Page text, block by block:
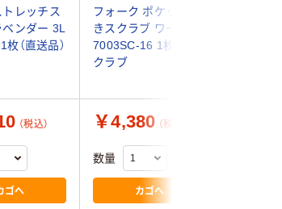
レッチス
ベンダー 3L
（直送品）
フォーク ポケット付
きスクラブ ワイン M
7003SC-16 1枚 ス
クラブ
（税込）
ゴへ
￥4,380 （税込）
数量
カゴへ